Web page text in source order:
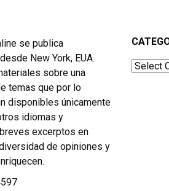
se publica
New York, EUA.
sobre una
temas que por lo
disponibles únicamente
idiomas y
excerptos en
de opiniones y